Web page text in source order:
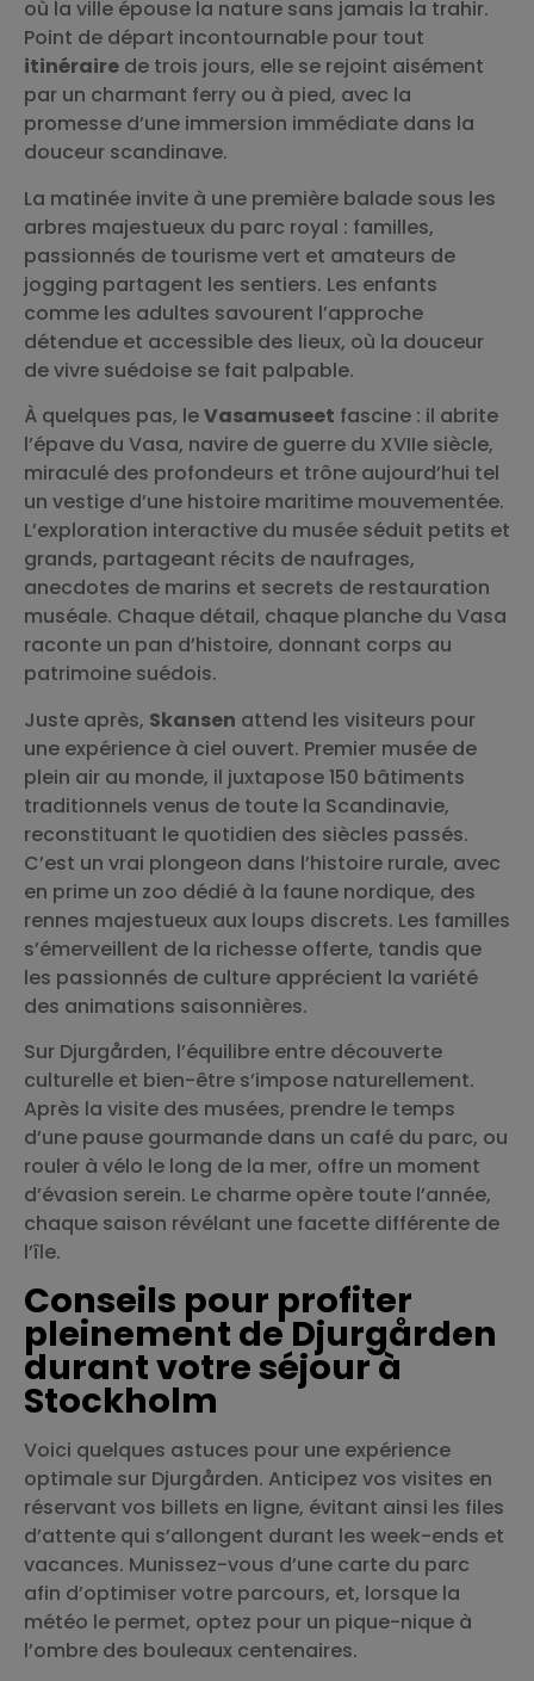
où la ville épouse la nature sans jamais la trahir.
Point de départ incontournable pour tout
itinéraire de trois jours, elle se rejoint aisément
par un charmant ferry ou à pied, avec la
promesse d’une immersion immédiate dans la
douceur scandinave.
La matinée invite à une première balade sous les
arbres majestueux du parc royal : familles,
passionnés de tourisme vert et amateurs de
jogging partagent les sentiers. Les enfants
comme les adultes savourent l’approche
détendue et accessible des lieux, où la douceur
de vivre suédoise se fait palpable.
À quelques pas, leVasamuseet fascine : il abrite
l’épave du Vasa, navire de guerre du XVIIe siècle,
miraculé des profondeurs et trône aujourd’hui tel
un vestige d’une histoire maritime mouvementée.
L’exploration interactive du musée séduit petits et
grands, partageant récits de naufrages,
anecdotes de marins et secrets de restauration
muséale. Chaque détail, chaque planche du Vasa
raconte un pan d’histoire, donnant corps au
patrimoine suédois.
Juste après, Skansen attend les visiteurs pour
une expérience à ciel ouvert. Premier musée de
plein air au monde, il juxtapose 150 bâtiments
traditionnels venus de toute la Scandinavie,
reconstituant le quotidien des siècles passés.
C’est un vrai plongeon dans l’histoire rurale, avec
en prime un zoo dédié à la faune nordique, des
rennes majestueux aux loups discrets. Les familles
s’émerveillent de la richesse offerte, tandis que
les passionnés de culture apprécient la variété
des animations saisonnières.
Sur Djurgården, l’équilibre entre découverte
culturelle et bien-être s’impose naturellement.
Après la visite des musées, prendre le temps
d’une pause gourmande dans un café du parc, ou
rouler à vélo le long de la mer, offre un moment
d’évasion serein. Le charme opère toute l’année,
chaque saison révélant une facette différente de
l’île.
Conseils pour profiter
pleinement de Djurgården
durant votre séjour à
Stockholm
Voici quelques astuces pour une expérience
optimale sur Djurgården. Anticipez vos visites en
réservant vos billets en ligne, évitant ainsi les files
d’attente qui s’allongent durant les week-ends et
vacances. Munissez-vous d’une carte du parc
afin d’optimiser votre parcours, et, lorsque la
météo le permet, optez pour un pique-nique à
l’ombre des bouleaux centenaires.